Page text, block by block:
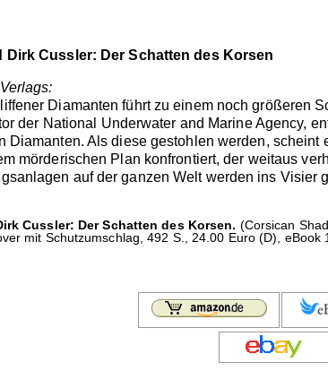
Dirk Cussler: Der Schatten des Korsen
Diamanten führt zu einem noch größeren
der National Underwater and Marine Agency,
Diamanten. Als diese gestohlen werden,
mörderischen Plan konfrontiert, der weitaus
auf der ganzen Welt werden ins
Cussler: Der Schatten des Korsen. (Corsican
mit Schutzumschlag, 492 S., 24.00 Euro (D), eBook